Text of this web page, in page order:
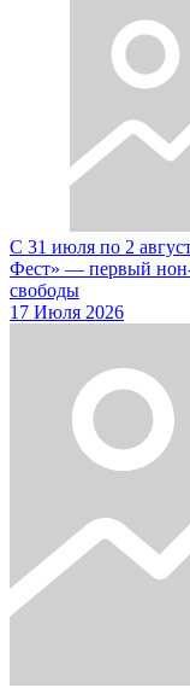
С 31 июля по 2
Фест» — первый нон-
свободы
17 Июля 2026